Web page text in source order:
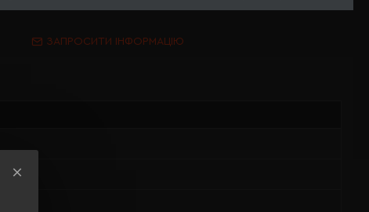
ЗАПРОСИТИ ІНФОРМАЦІЮ